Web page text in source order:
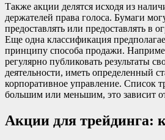
Также акции делятся исходя из
держателей права голоса. Бумаги
предоставлять или предоставлять в
Еще одна классификация
принципу способа продажи.
регулярно публиковать результаты
деятельности, иметь определенный
корпоративное управление. Список
большим или меньшим, это зависит
Акции для трейдинга: